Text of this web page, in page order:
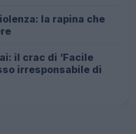
la rapina che
il crac di ‘Facile
irresponsabile di